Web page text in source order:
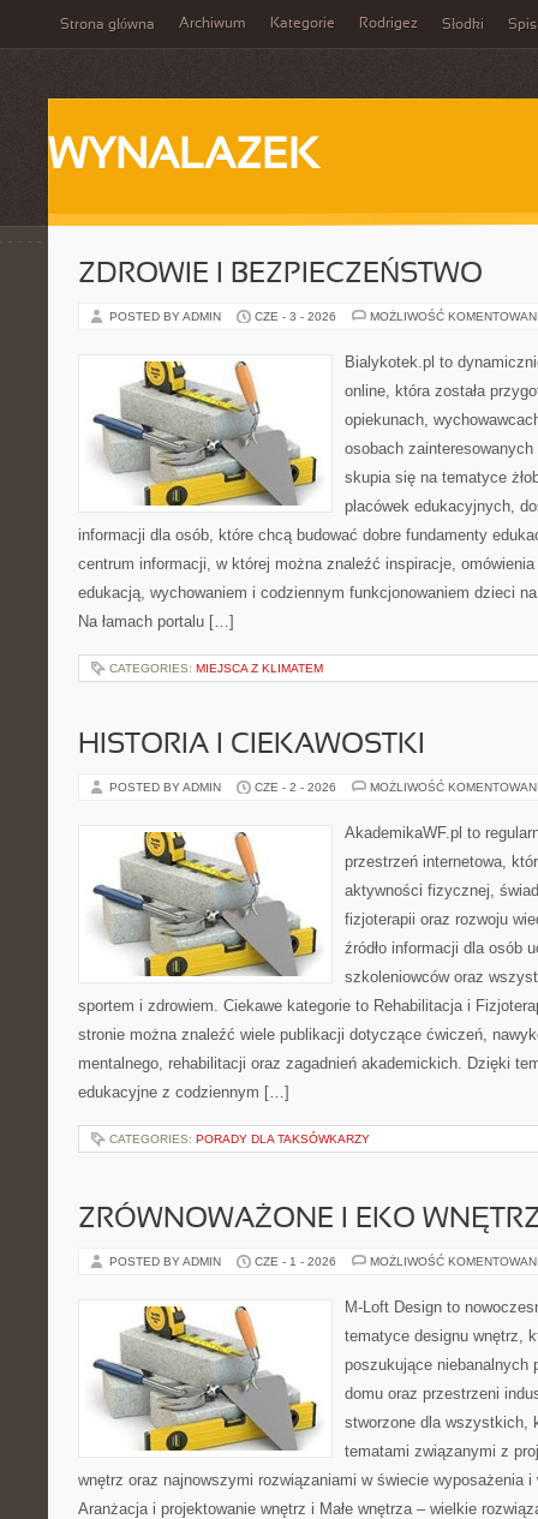
Strona główna Archiwum Kategorie Rodrigez Słodki Spis
WYNALAZEK
ZDROWIE I BEZPIECZEŃSTWO
POSTED BY ADMIN CZE - 3 - 2026 MOŻLIWOŚĆ
Bialykotek.pl to
online, która została
opiekunach,
osobach
skupia się na tematyce
placówek edukacyjnych,
informacji dla osób, które chcą budować dobre fundamenty
centrum informacji, w której można znaleźć inspiracje,
edukacją, wychowaniem i codziennym funkcjonowaniem dzieci
Na łamach portalu […]
CATEGORIES: MIEJSCA Z KLIMATEM
HISTORIA I CIEKAWOSTKI
POSTED BY ADMIN CZE - 2 - 2026 MOŻLIWOŚĆ
AkademikaWF.pl to
przestrzeń internetowa,
aktywności fizycznej,
fizjoterapii oraz rozwoju
źródło informacji dla osób
szkoleniowców oraz
sportem i zdrowiem. Ciekawe kategorie to Rehabilitacja i
stronie można znaleźć wiele publikacji dotyczące ćwiczeń,
mentalnego, rehabilitacji oraz zagadnień akademickich. Dzięki
edukacyjne z codziennym […]
CATEGORIES: PORADY DLA TAKSÓWKARZY
ZRÓWNOWAŻONE I EKO
POSTED BY ADMIN CZE - 1 - 2026 MOŻLIWOŚĆ
M-Loft Design to
tematyce designu wnętrz,
poszukujące niebanalnych
domu oraz przestrzeni
stworzone dla wszystkich,
tematami związanymi z
wnętrz oraz najnowszymi rozwiązaniami w świecie wyposażenia
Aranżacja i projektowanie wnętrz i Małe wnętrza – wielkie